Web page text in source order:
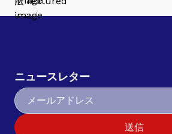
ニュースレター
送信